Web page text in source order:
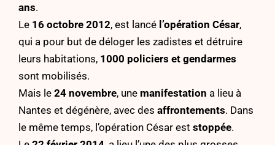
ans.
Le 16 octobre 2012, est lancé l’opération César,
qui a pour but de déloger les zadistes et détruire
leurs habitations, 1000 policiers et gendarmes
sont mobilisés.
Mais le 24 novembre, une manifestation a lieu à
Nantes et dégénère, avec des affrontements. Dans
le même temps, l’opération César est stoppée.